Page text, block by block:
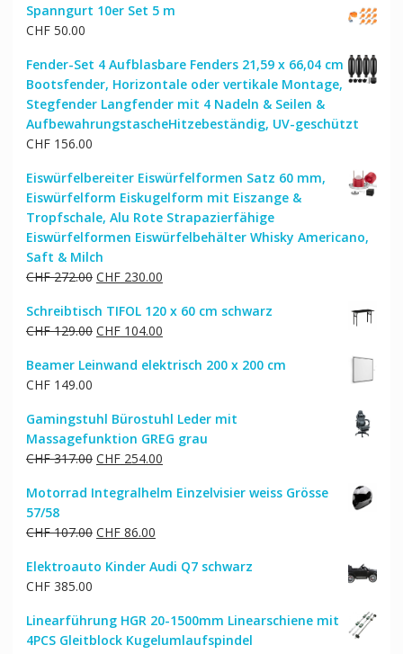
war:
ist:
Spanngurt 10er Set 5 m
CHF50.00
Fender-Set 4 Aufblasbare Fenders 21,59 x 66,04 cm
Bootsfender, Horizontale oder vertikale Montage,
Stegfender Langfender mit 4 Nadeln & Seilen &
AufbewahrungstascheHitzebeständig, UV-geschützt
CHF156.00
Eiswürfelbereiter Eiswürfelformen Satz 60 mm,
Eiswürfelform Eiskugelform mit Eiszange &
Tropfschale, Alu Rote Strapazierfähige
Eiswürfelformen Eiswürfelbehälter Whisky Americano,
Saft & Milch
CHF272.00 Ursprünglicher
war:
CHF 272.00
CHF230.00Aktueller
ist:
CHF 230.00.
Schreibtisch TIFOL 120 x 60 cm schwarz
CHF129.00 Ursprünglicher
war:
CHF104.00Aktueller
ist:
Beamer Leinwand elektrisch 200 x 200 cm
CHF149.00
Gamingstuhl Bürostuhl Leder mit
Massagefunktion GREG grau
CHF317.00 Ursprünglicher
war:
CHF254.00Aktueller
ist:
Motorrad Integralhelm Einzelvisier weiss Grösse
57/58
CHF107.00 Ursprünglicher
war:
CHF86.00Aktueller
ist:
Elektroauto Kinder Audi Q7 schwarz
CHF385.00
Linearführung HGR 20-1500mm Linearschiene mit
4PCS Gleitblock Kugelumlaufspindel